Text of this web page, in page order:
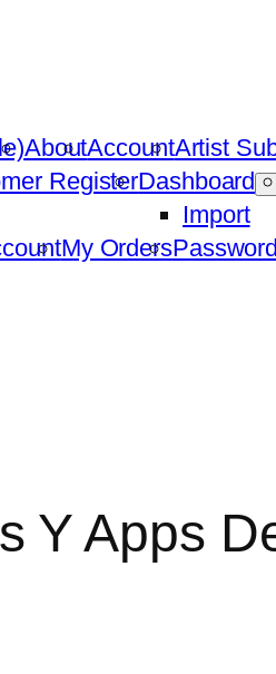
AboutAccountArtist
RegisterDashboard
Import
My Orders
Y Apps